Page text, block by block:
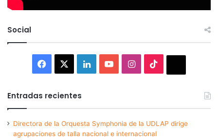
Social
Facebook LinkedInYouTubeInstagram
Entradas recientes
Directora de la Orquesta Symphonia de la UDLAP dirige
agrupaciones de talla nacional e internacional